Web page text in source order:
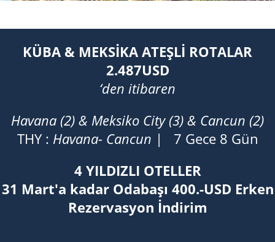
KÜBA & MEKSİKA ATEŞLİ ROTALAR
2.487USD
‘den itibaren
Havana (2) & Meksiko City (3) & Cancun (2)
THY : Havana- Cancun | 7 Gece 8 Gün
4 YILDIZLI OTELLER
31 Mart'a kadar Odabaşı 400.-USD Erken
Rezervasyon İndirim